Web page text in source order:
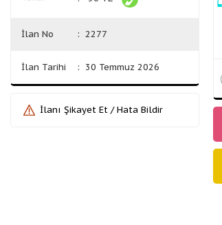
İlan No : 2277
İlan Tarihi : 30 Temmuz 2026
İlanı Şikayet Et / Hata Bildir